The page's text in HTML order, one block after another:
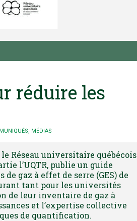
réduire les
, MÉDIAS
Réseau universitaire québécois
l’UQTR, publie un guide
gaz à effet de serre (GES) de
tant pour les universités
de leur inventaire de gaz à
et l’expertise collective
de quantification.